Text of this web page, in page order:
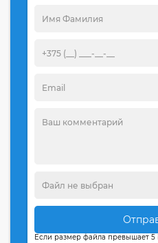
Если размер файла превышает 5